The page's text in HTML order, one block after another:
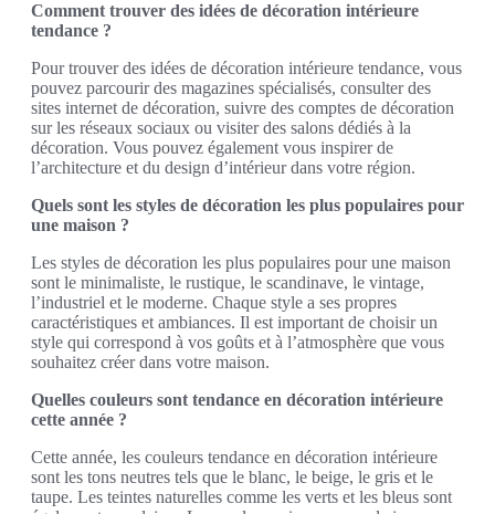
Comment trouver des idées de décoration intérieure
tendance ?
Pour trouver des idées de décoration intérieure tendance, vous
pouvez parcourir des magazines spécialisés, consulter des
sites internet de décoration, suivre des comptes de décoration
sur les réseaux sociaux ou visiter des salons dédiés à la
décoration. Vous pouvez également vous inspirer de
l’architecture et du design d’intérieur dans votre région.
Quels sont les styles de décoration les plus populaires pour
une maison ?
Les styles de décoration les plus populaires pour une maison
sont le minimaliste, le rustique, le scandinave, le vintage,
l’industriel et le moderne. Chaque style a ses propres
caractéristiques et ambiances. Il est important de choisir un
style qui correspond à vos goûts et à l’atmosphère que vous
souhaitez créer dans votre maison.
Quelles couleurs sont tendance en décoration intérieure
cette année ?
Cette année, les couleurs tendance en décoration intérieure
sont les tons neutres tels que le blanc, le beige, le gris et le
taupe. Les teintes naturelles comme les verts et les bleus sont